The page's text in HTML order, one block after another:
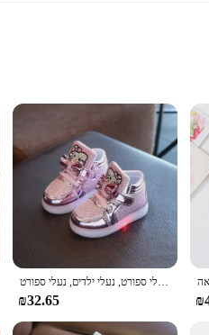
and playful design make them a
are the perfect choice. The
footwear option. The sets come
אביב-סתיו 2022, נעלי נסיכה, אבני חן, נעלי ספורט, נעלי ילדים, נעלי ספורט, נעלי ילדים, נעלי ספורט
₪32.65